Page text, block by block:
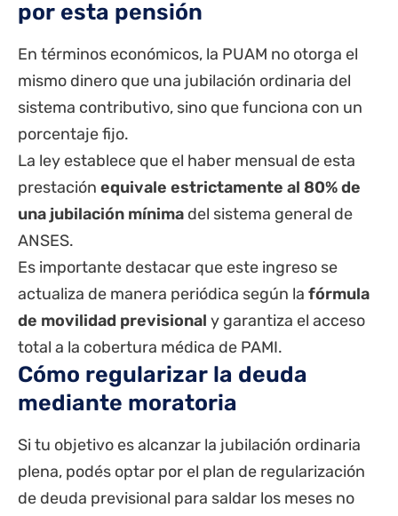
por esta pensión
En términos económicos, la PUAM no otorga el
mismo dinero que una jubilación ordinaria del
sistema contributivo, sino que funciona con un
porcentaje fijo.
La ley establece que el haber mensual de esta
prestación equivale estrictamente al 80% de
una jubilación mínima del sistema general de
ANSES.
Es importante destacar que este ingreso se
actualiza de manera periódica según la fórmula
de movilidad previsional y garantiza el acceso
total a la cobertura médica de PAMI.
Cómo regularizar la deuda
mediante moratoria
Si tu objetivo es alcanzar la jubilación ordinaria
plena, podés optar por el plan de regularización
de deuda previsional para saldar los meses no